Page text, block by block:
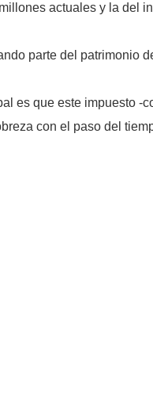
actuales y la del
parte del patrimonio
es que este impuesto -
con el paso del